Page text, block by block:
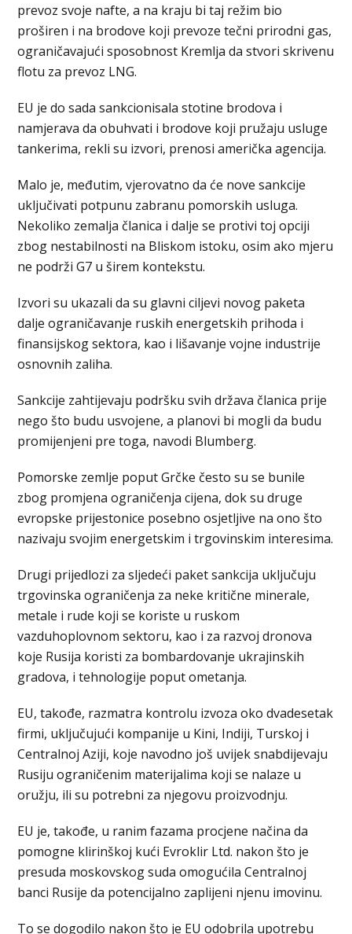
prevoz svoje nafte, a na kraju bi taj režim bio
proširen i na brodove koji prevoze tečni prirodni gas,
ograničavajući sposobnost Kremlja da stvori skrivenu
flotu za prevoz LNG.
EU je do sada sankcionisala stotine brodova i
namјerava da obuhvati i brodove koji pružaju usluge
tankerima, rekli su izvori, prenosi američka agencija.
Malo je, međutim, vјerovatno da će nove sankcije
uključivati potpunu zabranu pomorskih usluga.
Nekoliko zemalja članica i dalje se protivi toj opciji
zbog nestabilnosti na Bliskom istoku, osim ako mјeru
ne podrži G7 u širem kontekstu.
Izvori su ukazali da su glavni ciljevi novog paketa
dalje ograničavanje ruskih energetskih prihoda i
finansijskog sektora, kao i lišavanje vojne industrije
osnovnih zaliha.
Sankcije zahtiјevaju podršku svih država članica priјe
nego što budu usvojene, a planovi bi mogli da budu
promiјenjeni pre toga, navodi Blumberg.
Pomorske zemlje poput Grčke često su se bunile
zbog promјena ograničenja ciјena, dok su druge
evropske priјestonice posebno osјetljive na ono što
nazivaju svojim energetskim i trgovinskim interesima.
Drugi priјedlozi za slјedeći paket sankcija uključuju
trgovinska ograničenja za neke kritične minerale,
metale i rude koji se koriste u ruskom
vazduhoplovnom sektoru, kao i za razvoj dronova
koje Rusija koristi za bombardovanje ukrajinskih
gradova, i tehnologije poput ometanja.
EU, takođe, razmatra kontrolu izvoza oko dvadesetak
firmi, uključujući kompanije u Kini, Indiji, Turskoj i
Centralnoj Aziji, koje navodno još uviјek snabdiјevaju
Rusiju ograničenim materijalima koji se nalaze u
oružju, ili su potrebni za njegovu proizvodnju.
EU je, takođe, u ranim fazama procјene načina da
pomogne klirinškoj kući Evroklir Ltd. nakon što je
presuda moskovskog suda omogućila Centralnoj
banci Rusije da potencijalno zapliјeni njenu imovinu.
To se dogodilo nakon što je EU odobrila upotrebu